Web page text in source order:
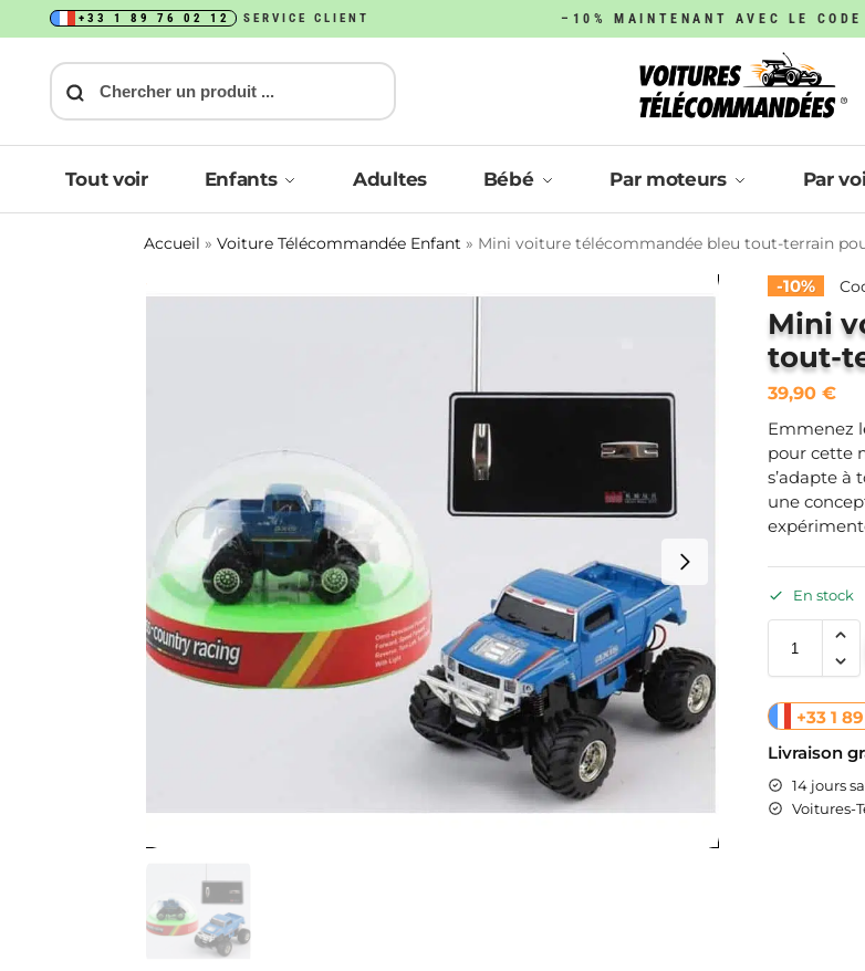
+33 1 89 76 02 12 SERVICE CLIENT –10% MAINTENANT AVEC LE CODE
Recherche
Tout voir Enfants Adultes Bébé Par moteurs Par
Accueil » Voiture Télécommandée Enfant » Mini voiture télécommandée bleu tout-terrain
-10%
Mini
tout-
39,90 €
Emmenez
pour cette
s’adapte à
une
En stock
+33 1
Livraison
14 jours
Voitures-